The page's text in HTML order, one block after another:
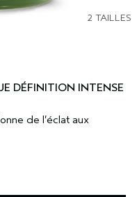
2 TAILLES
DÉFINITION INTENSE
de l’éclat aux